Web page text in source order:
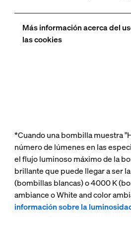
Más información acerca del
las cookies
*Cuando una bombilla muestra
número de lúmenes en las
el flujo luminoso máximo de la
brillante que puede llegar a ser
(bombillas blancas) o 4000 K
ambiance o White and color
información sobre la